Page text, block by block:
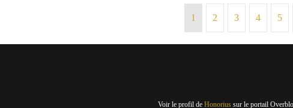
1 2 3 4 5
Voir le profil de Honoriussur le portail